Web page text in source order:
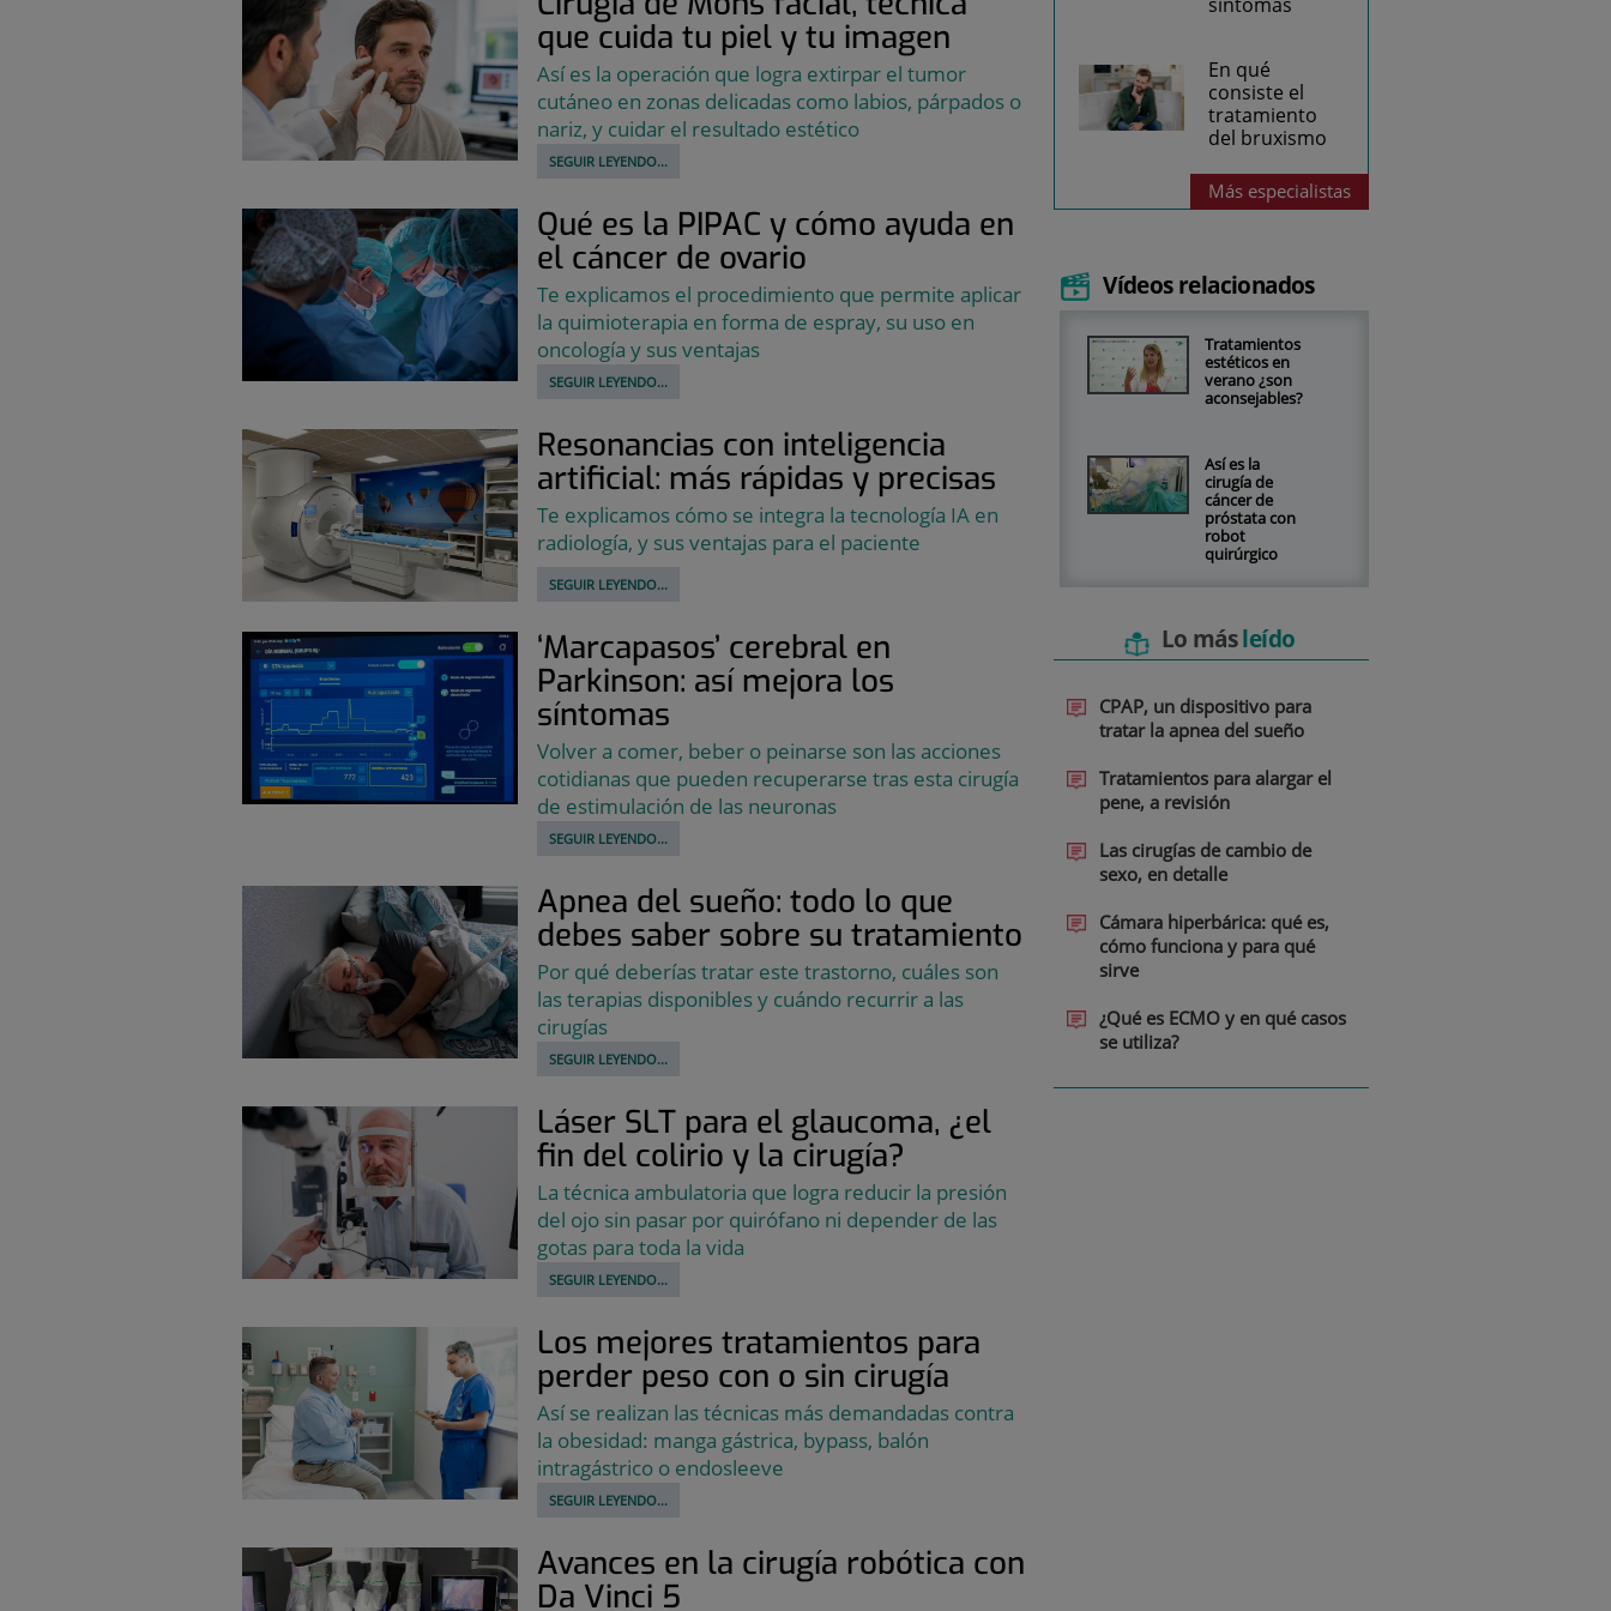
que cuida tu piel y tu imagen
Así es la operación que logra extirpar el tumor
cutáneo en zonas delicadas como labios, párpados o
nariz, y cuidar el resultado estético
SEGUIR LEYENDO...
Qué es la PIPAC y cómo ayuda en
el cáncer de ovario
Te explicamos el procedimiento que permite aplicar
la quimioterapia en forma de espray, su uso en
oncología y sus ventajas
SEGUIR LEYENDO...
Resonancias con inteligencia
artificial: más rápidas y precisas
Te explicamos cómo se integra la tecnología IA en
radiología, y sus ventajas para el paciente
SEGUIR LEYENDO...
‘Marcapasos’ cerebral en
Parkinson: así mejora los
síntomas
Volver a comer, beber o peinarse son las acciones
cotidianas que pueden recuperarse tras esta cirugía
de estimulación de las neuronas
SEGUIR LEYENDO...
Apnea del sueño: todo lo que
debes saber sobre su tratamiento
Por qué deberías tratar este trastorno, cuáles son
las terapias disponibles y cuándo recurrir a las
cirugías
SEGUIR LEYENDO...
Láser SLT para el glaucoma, ¿el
fin del colirio y la cirugía?
La técnica ambulatoria que logra reducir la presión
del ojo sin pasar por quirófano ni depender de las
gotas para toda la vida
SEGUIR LEYENDO...
Los mejores tratamientos para
perder peso con o sin cirugía
Así se realizan las técnicas más demandadas contra
la obesidad: manga gástrica, bypass, balón
intragástrico o endosleeve
SEGUIR LEYENDO...
Avances en la cirugía robótica con
Da Vinci 5
En qué
consiste el
tratamiento
del bruxismo
Más especialistas
Vídeos relacionados
Tratamientos
estéticos en
verano ¿son
aconsejables?
Así es la
cirugía de
cáncer de
próstata con
robot
quirúrgico
Lo másleído
CPAP, un dispositivo para
tratar la apnea del sueño
Tratamientos para alargar el
pene, a revisión
Las cirugías de cambio de
sexo, en detalle
Cámara hiperbárica: qué es,
cómo funciona y para qué
sirve
¿Qué es ECMO y en qué casos
se utiliza?